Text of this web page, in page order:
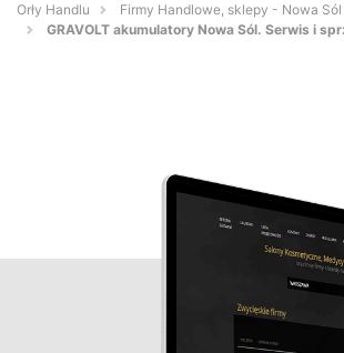
Orły Handlu
Firmy Handlowe, sklepy - Nowa Sól
GRAVOLT akumulatory Nowa Sól. Serwis i